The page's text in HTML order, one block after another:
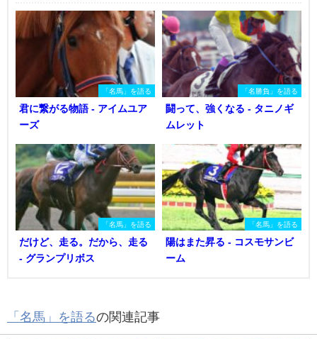
「名馬」を語る
君に繋がる物語 - アイムユア
ーズ
「名勝負」を語る
闘って、強くなる - タニノギ
ムレット
「名馬」を語る
だけど、走る。だから、走る
- グランプリボス
「名馬」を語る
陽はまた昇る - コスモサンビ
ーム
「名馬」を語るの関連記事